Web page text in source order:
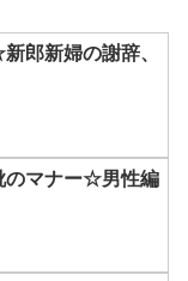
郎新婦の謝辞、
のマナー☆男性編